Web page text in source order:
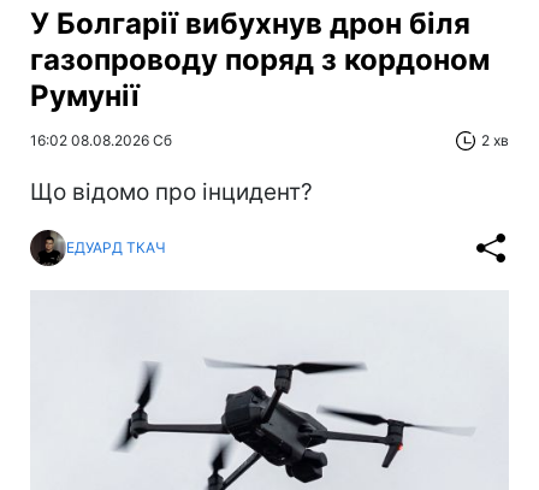
У Болгарії вибухнув дрон біля
газопроводу поряд з кордоном
Румунії
16:02 08.08.2026 Сб 2 хв
Що відомо про інцидент?
ЕДУАРД ТКАЧ